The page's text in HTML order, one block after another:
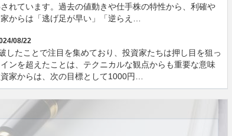
れています。過去の値動きや仕手株の特性から、利確や
からは「逃げ足が早い」「逆らえ…
08/22
たことで注目を集めており、投資家たちは押し目を狙っ
ンを超えたことは、テクニカルな観点からも重要な意味
家からは、次の目標として1000円…